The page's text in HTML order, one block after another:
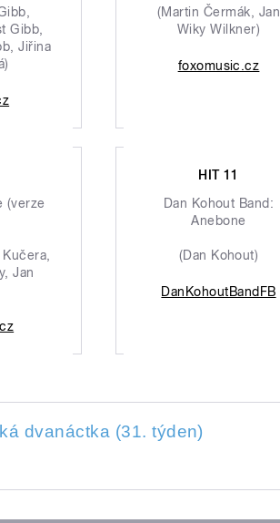
Gibb,
Jiřina
(Martin Čermák, Jan
Wiky Wilkner)
foxomusic.cz
(verze
Jan
HIT 11
Dan Kohout Band:
Anebone
(Dan Kohout)
DanKohoutBandFB
dvanáctka (31. týden)